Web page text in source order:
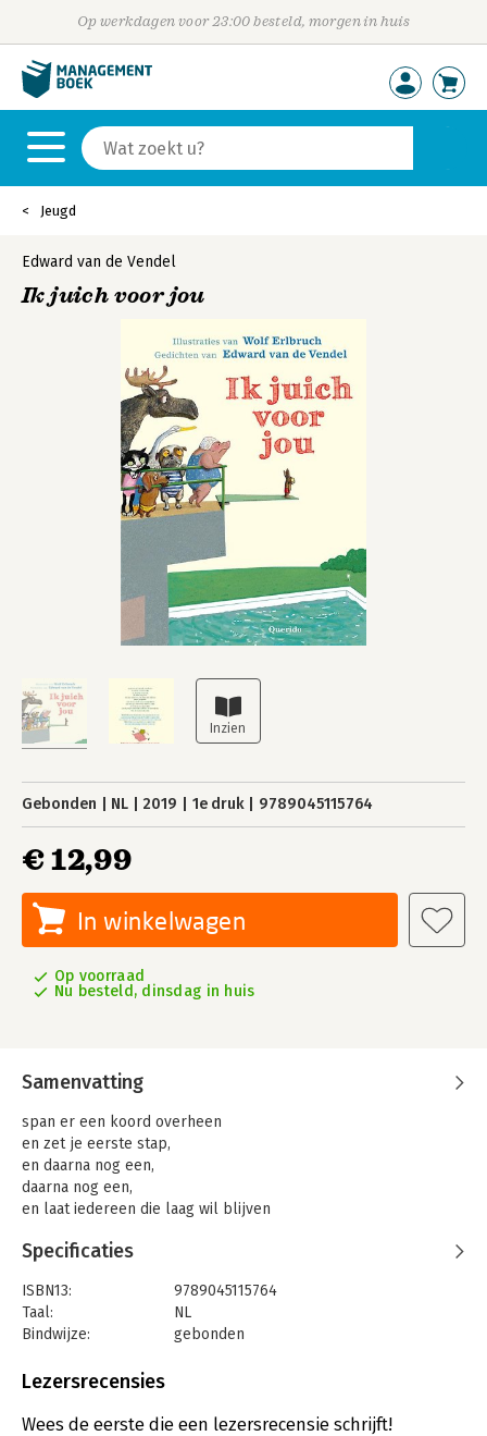
Op werkdagen voor 23:00 besteld, morgen in huis
Jeugd
Edward van de Vendel
Ik juich voor jou
Gebonden NL 2019 1e druk 9789045115764
€ 12,99
In winkelwagen
Op voorraad
Nu besteld, dinsdag in huis
Samenvatting
span er een koord overheen
en zet je eerste stap,
en daarna nog een,
daarna nog een,
en laat iedereen die laag wil blijven
Laat ze zichzelf maar vergelijken
Jij beloopt je eigen lijn,
en zij staan daar hun nekken te verrekken.
Van de bewonderpijn.
Wolf Erlbruchs illustraties van sportende dieren inspireerden
ontroerend en grappig zijn. Ze gaan over atleten en
Specificaties
ISBN13:
9789045115764
Taal:
NL
Bindwijze:
gebonden
Uitgever:
Verschijningsdatum:
12-2-2019
Lezersrecensies
Wees de eerste die een lezersrecensie schrijft!